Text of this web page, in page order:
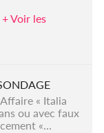
+ Voir les
« Italia
ou avec faux
«...